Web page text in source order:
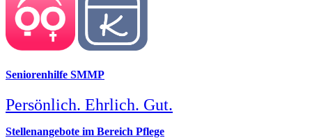
Seniorenhilfe SMMP
Persönlich. Ehrlich. Gut.
Stellenangebote im Bereich Pflege